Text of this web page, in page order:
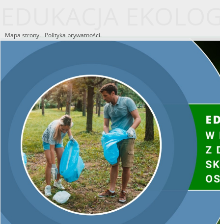
Mapa strony. Polityka prywatności.
Utworzono przez W.S.ds.ITM & P